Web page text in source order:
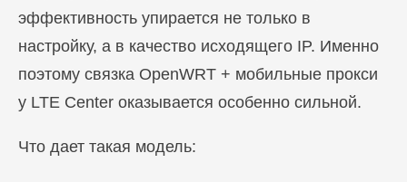
эффективность упирается не только в
настройку, а в качество исходящего IP. Именно
поэтому связка OpenWRT + мобильные прокси
у LTE Center оказывается особенно сильной.
Что дает такая модель: